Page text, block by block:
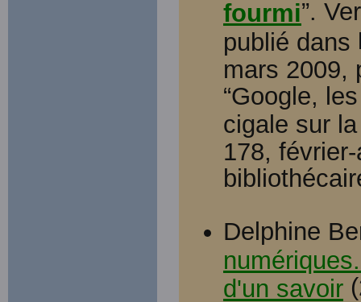
fourmi”.
publié dans
mars 2009,
“Google,
cigale sur
178,
Delphine
d'un savoir